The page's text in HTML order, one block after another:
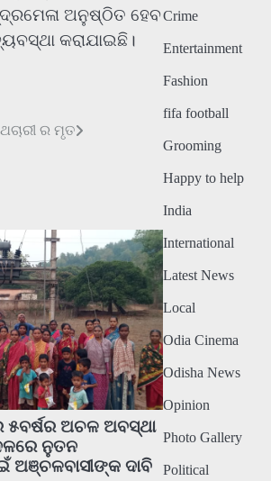
ଅନୁଷ୍ଠିତ ହେବ
କରାଯାଇଛି।
ର ମୃତ
୫ବର୍ଷର ଅଚଳ ଅବସ୍ଥା
ନୁତନ
ଅଞ୍ଚଳବାସୀଙ୍କ ଦାବି
Crime
Entertainment
Fashion
fifa football
Grooming
Happy to help
India
International
Latest News
Local
Odia Cinema
Odisha News
Opinion
Photo Gallery
Political